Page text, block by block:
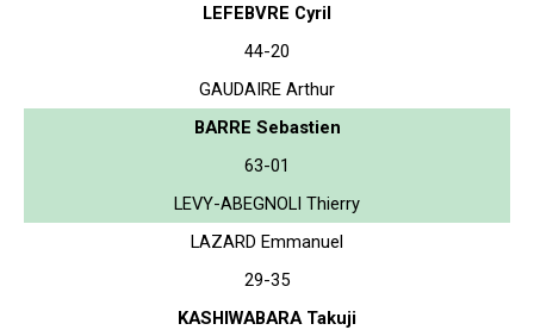
LEFEBVRE Cyril
44-20
GAUDAIRE Arthur
BARRE Sebastien
63-01
LEVY-ABEGNOLI Thierry
LAZARD Emmanuel
29-35
KASHIWABARA Takuji